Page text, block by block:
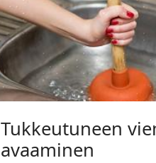
Tukkeutuneen
avaaminen